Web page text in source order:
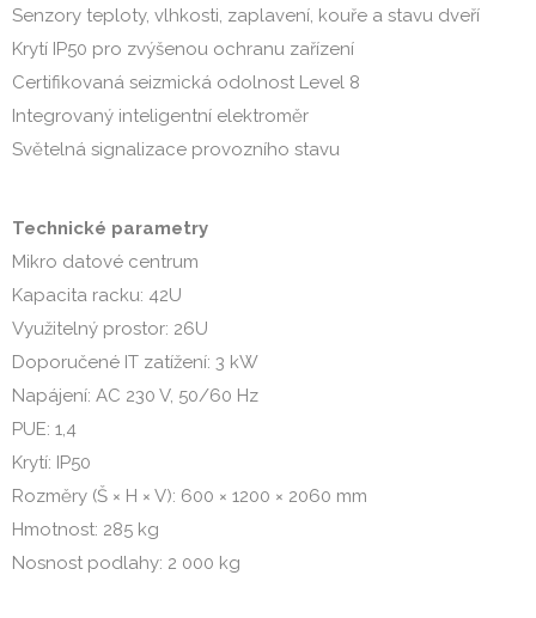
Senzory teploty, vlhkosti, zaplavení, kouře a stavu dveří
Krytí IP50 pro zvýšenou ochranu zařízení
Certifikovaná seizmická odolnost Level 8
Integrovaný inteligentní elektroměr
Světelná signalizace provozního stavu
Technické parametry
Mikro datové centrum
Kapacita racku: 42U
Využitelný prostor: 26U
Doporučené IT zatížení: 3 kW
Napájení: AC 230 V, 50/60 Hz
PUE: 1,4
Krytí: IP50
Rozměry (Š × H × V): 600 × 1200 × 2060 mm
Hmotnost: 285 kg
Nosnost podlahy: 2 000 kg